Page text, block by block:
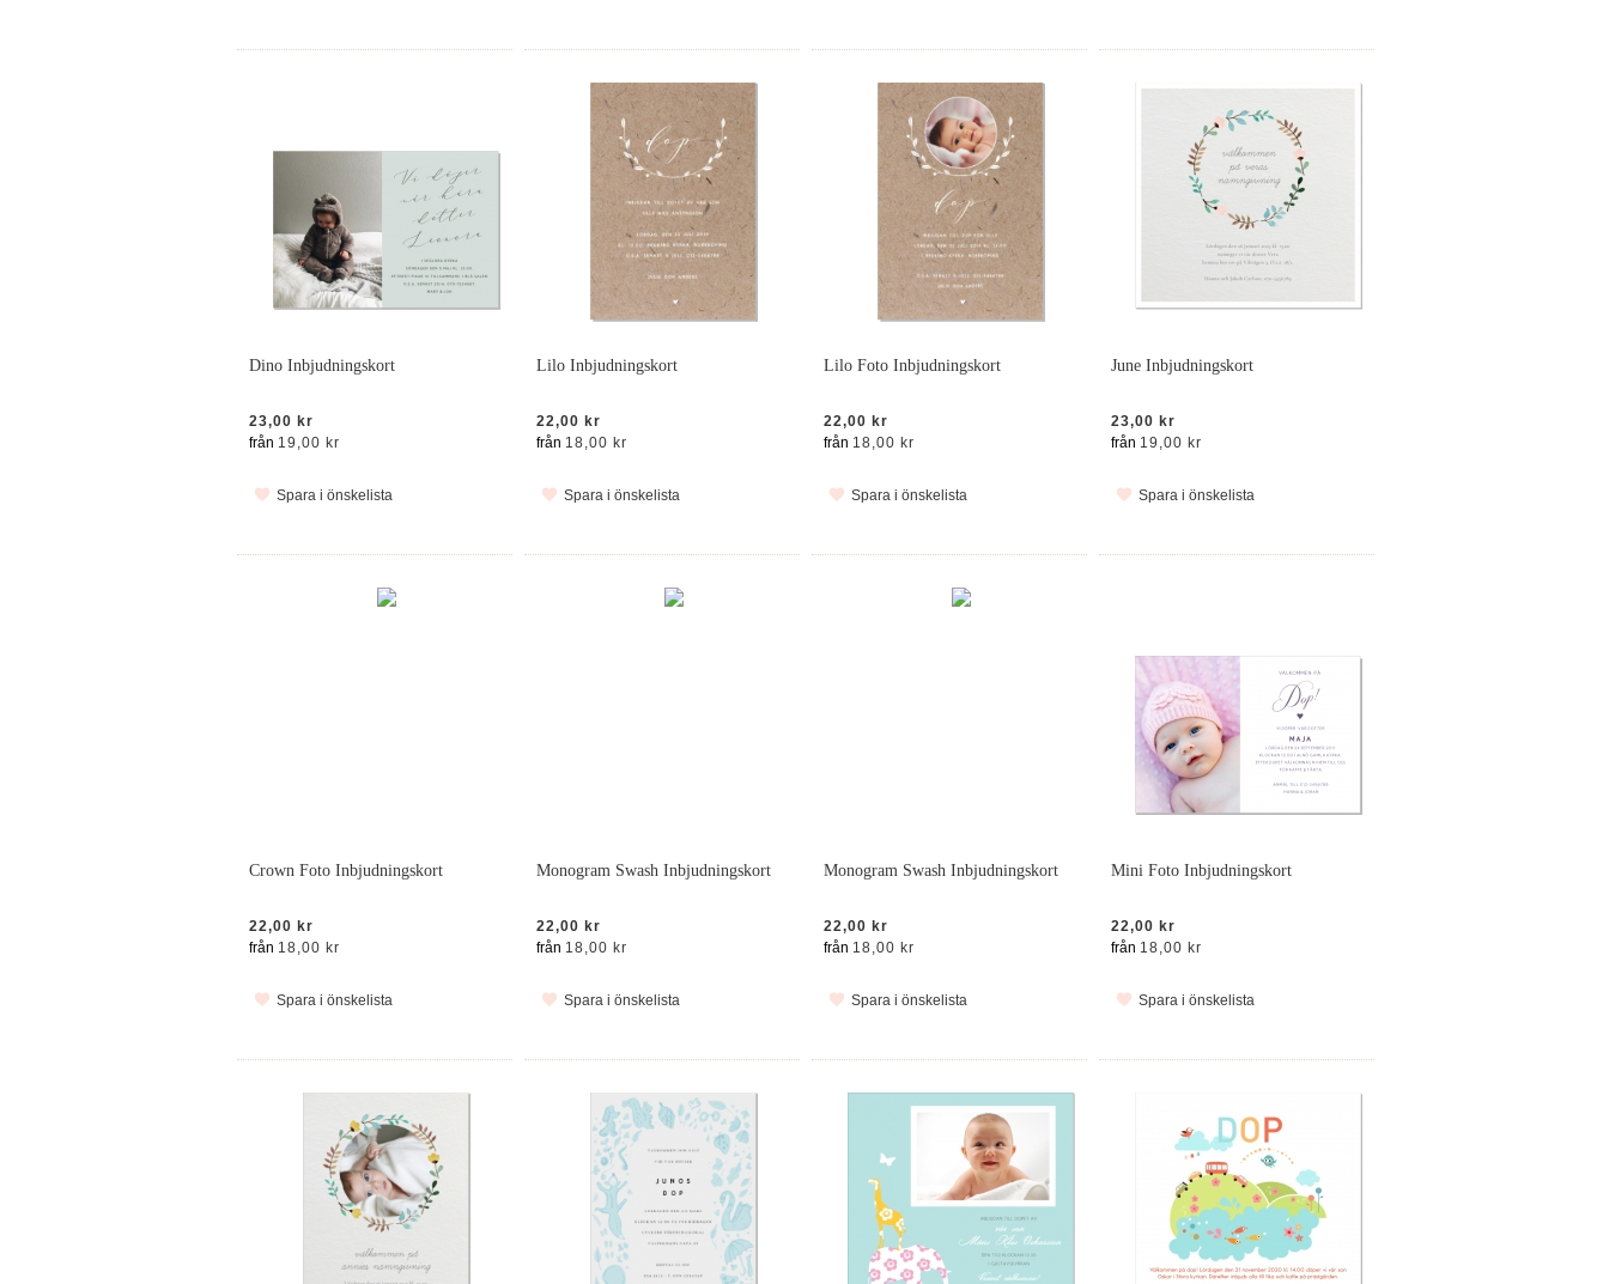
Dino Inbjudningskort
23,00 kr
från 19,00 kr
Spara i önskelista
Lilo Inbjudningskort
22,00 kr
från 18,00 kr
Spara i önskelista
Lilo Foto Inbjudningskort
22,00 kr
från 18,00 kr
Spara i önskelista
June Inbjudningskort
23,00 kr
från 19,00 kr
Spara i önskelista
Crown Foto Inbjudningskort
22,00 kr
från 18,00 kr
Spara i önskelista
Monogram Swash Inbjudningskort
22,00 kr
från 18,00 kr
Spara i önskelista
Monogram Swash Inbjudningskort
22,00 kr
från 18,00 kr
Spara i önskelista
Mini Foto Inbjudningskort
22,00 kr
från 18,00 kr
Spara i önskelista